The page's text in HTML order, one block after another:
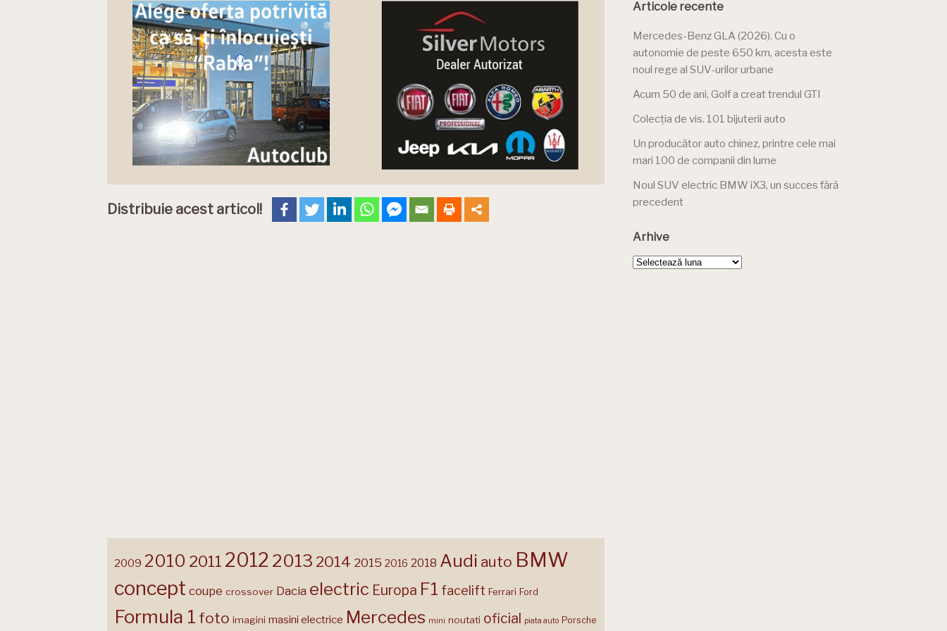
Distribuie acest articol!
Articole recente
Mercedes-Benz GLA (2026). Cu o
autonomie de peste 650 km, acesta este
noul rege al SUV-urilor urbane
Acum 50 de ani, Golf a creat trendul GTI
Colecția de vis. 101 bijuterii auto
Un producător auto chinez, printre cele mai
mari 100 de companii din lume
Noul SUV electric BMW iX3, un succes fără
precedent
Arhive
Arhive
2009 2010 2011 2012 2013 2014 2015 2016 2018 Audi auto BMW
concept coupe crossover Dacia electric Europa F1 facelift Ferrari Ford
Formula 1 foto imagini masini electrice Mercedes mini noutati oficial piata auto Porsche